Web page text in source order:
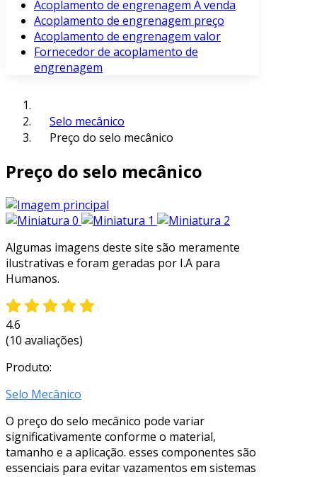
Acoplamento de engrenagem À venda
Acoplamento de engrenagem preço
Acoplamento de engrenagem valor
Fornecedor de acoplamento de
engrenagem
Selo mecânico
Preço do selo mecânico
Preço do selo mecânico
Algumas imagens deste site são meramente
ilustrativas e foram geradas por I.A para
Humanos.
4.6
(10 avaliações)
Produto:
Selo Mecânico
O preço do selo mecânico pode variar
significativamente conforme o material,
tamanho e a aplicação. esses componentes são
essenciais para evitar vazamentos em sistemas